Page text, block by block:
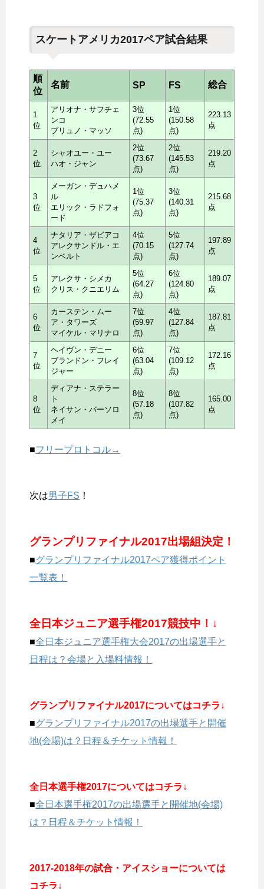
スケートアメリカ2017ペア試合結果
順
位
名前 SP FS 総合
1
位
アリオナ・サフチェ
ンコ
ブリュノ・マッソ
3位
(72.55
点)
1位
(150.58
点)
223.13
点
2
位
シャオユー・ユー
ハオ・ジャン
2位
(73.67
点)
2位
(145.53
点)
219.20
点
3
位
メーガン・デュハメ
ル
エリック・ラドフォ
ード
1位
(75.37
点)
3位
(140.31
点)
215.68
点
4
位
ナタリア・ザビアコ
アレクサンドル・エ
ンベルト
4位
(70.15
点)
5位
(127.74
点)
197.89
点
5
位
アレクサ・シメカ
クリス・クニエリム
5位
(64.27
点)
6位
(124.80
点)
189.07
点
6
位
カーステン・ムー
ア・タワーズ
マイケル・マリナロ
7位
(59.97
点)
4位
(127.84
点)
187.81
点
7
位
ヘイヴン・デニー
ブランドン・フレイ
ジャー
6位
(63.04
点)
7位
(109.12
点)
172.16
点
8
位
ディアナ・ステラー
ト
ネイサン・バーソロ
メイ
8位
(57.18
点)
8位
(107.82
点)
165.00
点
■フリープロトコル→
次は男子FS ！
グランプリファイナル2017出場組決定！
■グランプリファイナル2017ペア獲得ポイント
一覧表！
全日本ジュニア選手権2017競技中！↓
■全日本ジュニア選手権大会2017の出場選手と
日程は？会場と入場料情報！
グランプリファイナル2017についてはコチラ↓
■グランプリファイナル2017の出場選手と開催
地(会場)は？日程＆チケット情報！
全日本選手権2017についてはコチラ↓
■全日本選手権2017の出場選手と開催地(会場)
は？日程＆チケット情報！
2017-2018年の試合・アイスショーについては
コチラ↓